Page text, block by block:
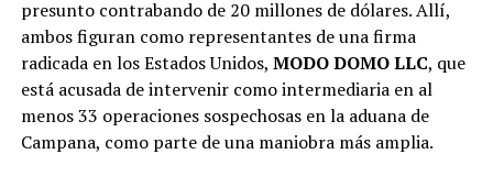
presunto contrabando de 20 millones de dólares. Allí,
ambos figuran como representantes de una firma
radicada en los Estados Unidos, MODO DOMO LLC, que
está acusada de intervenir como intermediaria en al
menos 33 operaciones sospechosas en la aduana de
Campana, como parte de una maniobra más amplia.